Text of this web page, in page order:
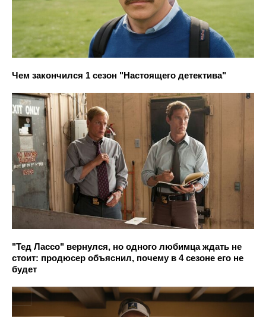
Чем закончился 1 сезон "Настоящего детектива"
"Тед Лассо" вернулся, но одного любимца ждать не
стоит: продюсер объяснил, почему в 4 сезоне его не
будет